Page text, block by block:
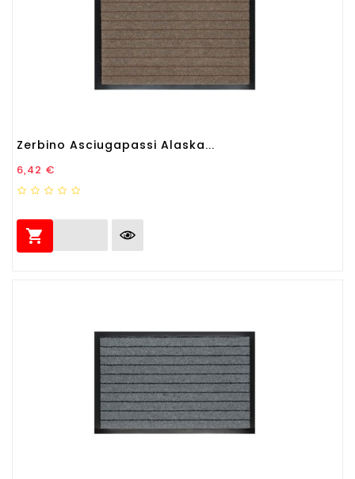
Zerbino Asciugapassi Alaska...
Prezzo
6,42 €
